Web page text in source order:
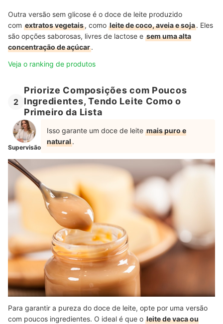
Outra versão sem glicose é o doce de leite produzido
com extratos vegetais, como leite de coco, aveia e soja. Eles
são opções saborosas, livres de lactose e sem uma alta
concentração de açúcar.
Veja o ranking de produtos
2
Priorize Composições com Poucos
Ingredientes, Tendo Leite Como o
Primeiro da Lista
Supervisão
Isso garante um doce de leite mais puro e
natural.
Para garantir a pureza do doce de leite, opte por uma versão
com poucos ingredientes. O ideal é que o leite de vaca ou